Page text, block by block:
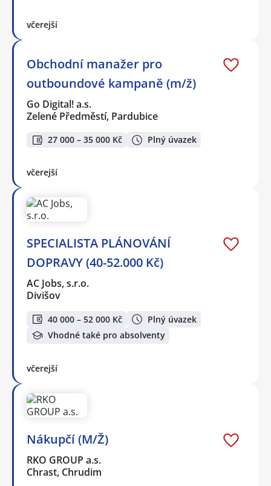
včerejší
Obchodní manažer pro
outboundové kampaně (m/ž)
Go Digital! a.s.
Zelené Předměstí, Pardubice
27 000 – 35 000 Kč Plný úvazek
včerejší
SPECIALISTA PLÁNOVÁNÍ
DOPRAVY (40-52.000 Kč)
AC Jobs, s.r.o.
Divišov
40 000 – 52 000 Kč
Plný úvazek
Vhodné také pro absolventy
včerejší
Nákupčí (M/Ž)
RKO GROUP a.s.
Chrast, Chrudim